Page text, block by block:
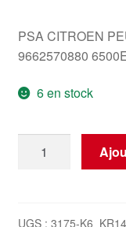
PSA CITROEN
9662570880
6 en stock
voies
UGS : 3175-